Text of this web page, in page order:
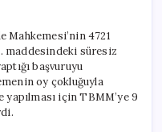
Mahkemesi’nin 4721
maddesindeki süresiz
başvuruyu
oy çokluğuyla
için TBMM’ye 9